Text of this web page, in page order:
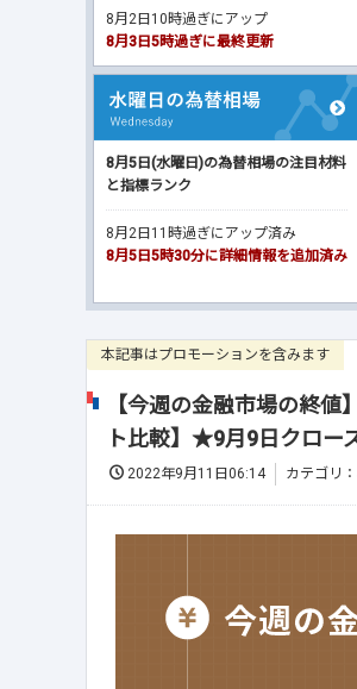
8月2日10時過ぎにアップ
8月3日5時過ぎに最終更新
8月5日(水曜日)の為替相場の注目材料
と指標ランク
8月2日11時過ぎにアップ済み
8月5日5時30分に詳細情報を追加済み
本記事はプロモーションを含みます
【今週の金融市場の終
ト比較】★9月9日クロー
2022年9月11日06:14 カテゴリ：